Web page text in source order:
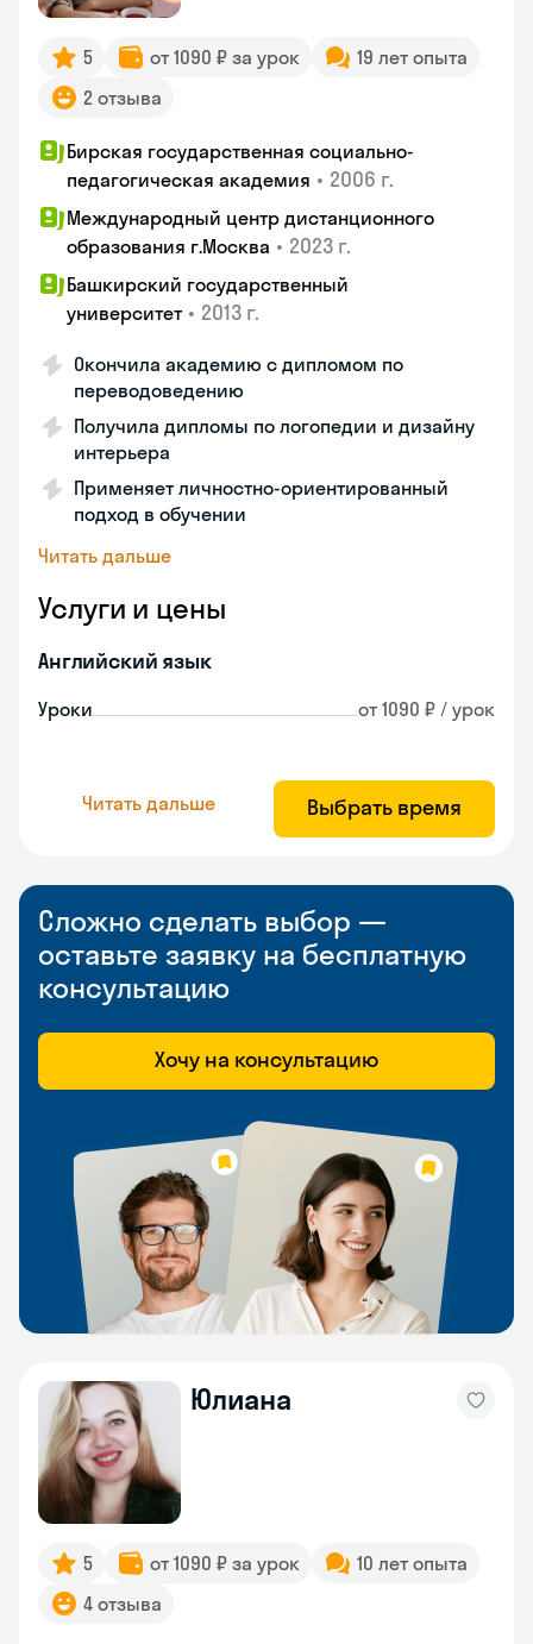
5 от 1090 ₽ за урок
19 лет опыта
2 отзыва
Бирская государственная социально-
педагогическая академия • 2006 г.
Международный центр дистанционного
образования г.Москва • 2023 г.
Башкирский государственный
университет • 2013 г.
Окончила академию с дипломом по
переводоведению
Получила дипломы по логопедии и дизайну
интерьера
Применяет личностно-ориентированный
подход в обучении
Читать дальше
Услуги и цены
Английский язык
Уроки от 1090 ₽ / урок
Читать дальше Выбрать время
Сложно сделать выбор —
оставьте заявку на бесплатную
консультацию
Хочу на консультацию
Юлиана
5 от 1090 ₽ за урок
10 лет опыта
4 отзыва